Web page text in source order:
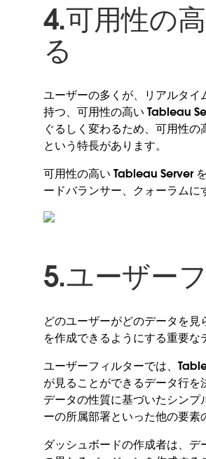
4.可用性の
る
ユーザーの多くが、リアルタ
持つ、可用性の高い Tableau
ぐるしく変わるため、可用性
という特長があります。
可用性の高い Tableau Server
ードバランサー、クォーラムに
5.ユーザー
どのユーザーがどのデータを
を作成できるようにする重要な
ユーザーフィルターでは、
が見ることができるデータ行を
データの性質に基づいたシン
ーの所属部署といった他の要素
ダッシュボードの作成者は、